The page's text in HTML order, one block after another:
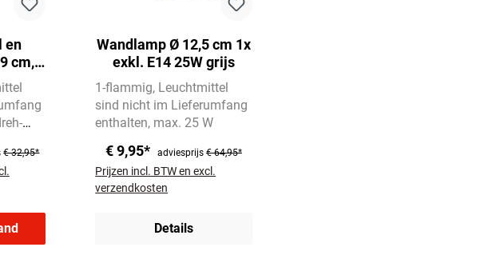
en
cm,
€ 32,95*
Wandlamp Ø 12,5 cm 1x
exkl. E14 25W grijs
1-flammig Leuchtmittel
sind nicht im Lieferumfang
enthalten max. 25 W
€ 9,95* adviesprijs€ 64,95*
Prijzen incl. BTW en excl.
verzendkosten
Details